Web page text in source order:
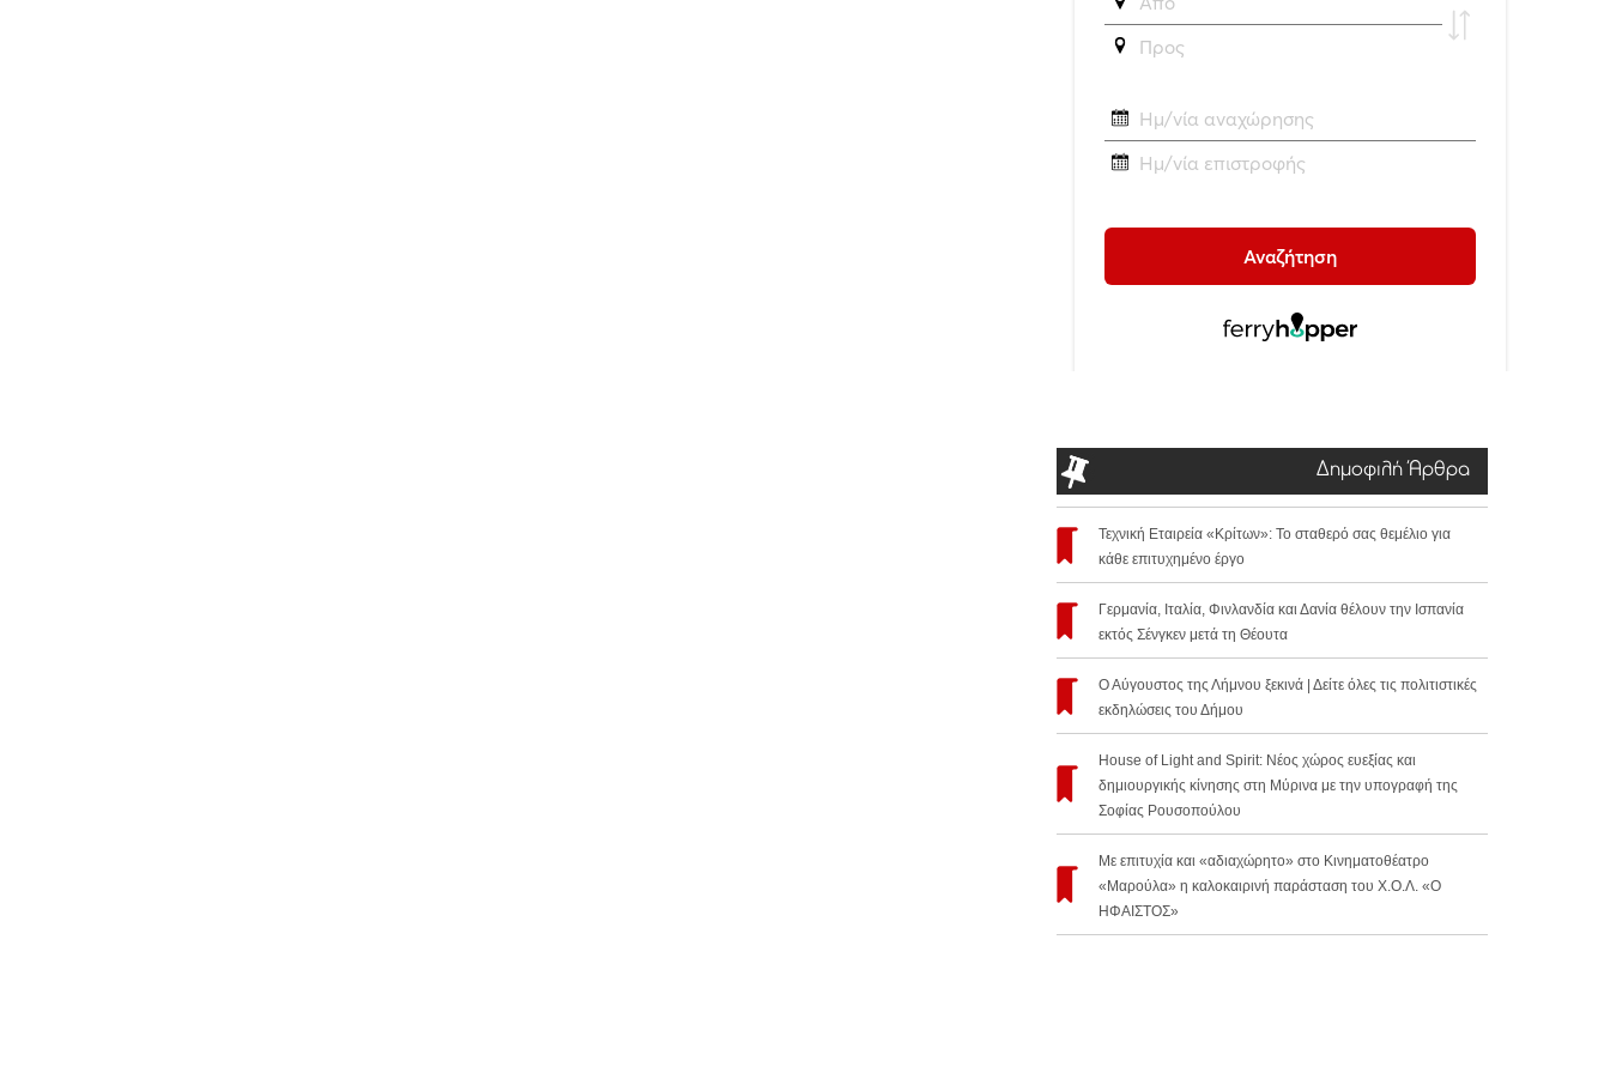
Δημοφιλή Άρθρα
Τεχνική Εταιρεία «Κρίτων»: Το σταθερό σας θεμέλιο για
κάθε επιτυχημένο έργο
Γερμανία, Ιταλία, Φινλανδία και Δανία θέλουν την Ισπανία
εκτός Σένγκεν μετά τη Θέουτα
Ο Αύγουστος της Λήμνου ξεκινά | Δείτε όλες τις πολιτιστικές
εκδηλώσεις του Δήμου
House of Light and Spirit: Νέος χώρος ευεξίας και
δημιουργικής κίνησης στη Μύρινα με την υπογραφή της
Σοφίας Ρουσοπούλου
Με επιτυχία και «αδιαχώρητο» στο Κινηματοθέατρο
«Μαρούλα» η καλοκαιρινή παράσταση του Χ.Ο.Λ. «Ο
ΗΦΑΙΣΤΟΣ»